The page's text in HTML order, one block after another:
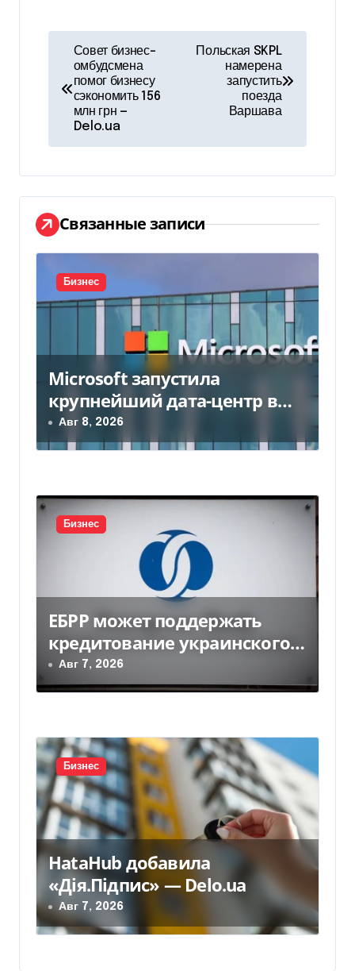
и
г
а
ц
и
я
о
з
а
и
с
м
Совет бизнес-
омбудсмена
помог бизнесу
сэкономить 156
млн грн —
Delo.ua
Польская SKPL
намерена
запустить
поезда
Варшава
Связанные записи
Бизнес
Microsoft запустила
крупнейший дата-центр в
Индии за $20,5 миллиарда
Авг 8, 2026
Бизнес
ЕБРР может поддержать
кредитование украинского
бизнеса на 300 млн евро —
Delo.ua
Авг 7, 2026
Бизнес
HataHub добавила
«Дія.Підпис» — Delo.ua
Авг 7, 2026